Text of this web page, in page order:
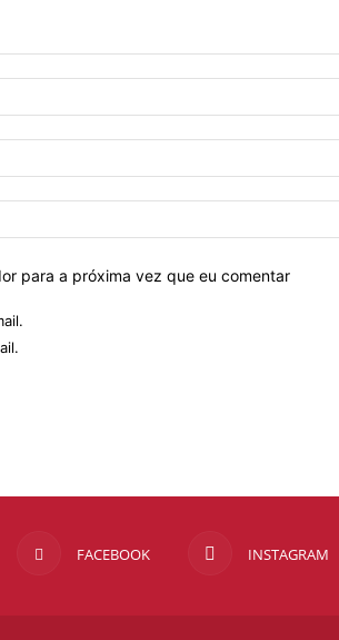
para a próxima vez que eu comentar
FACEBOOK INSTAGRAM